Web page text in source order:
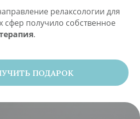
релаксологии для
сфер получило собственное
.
ПОДАРОК